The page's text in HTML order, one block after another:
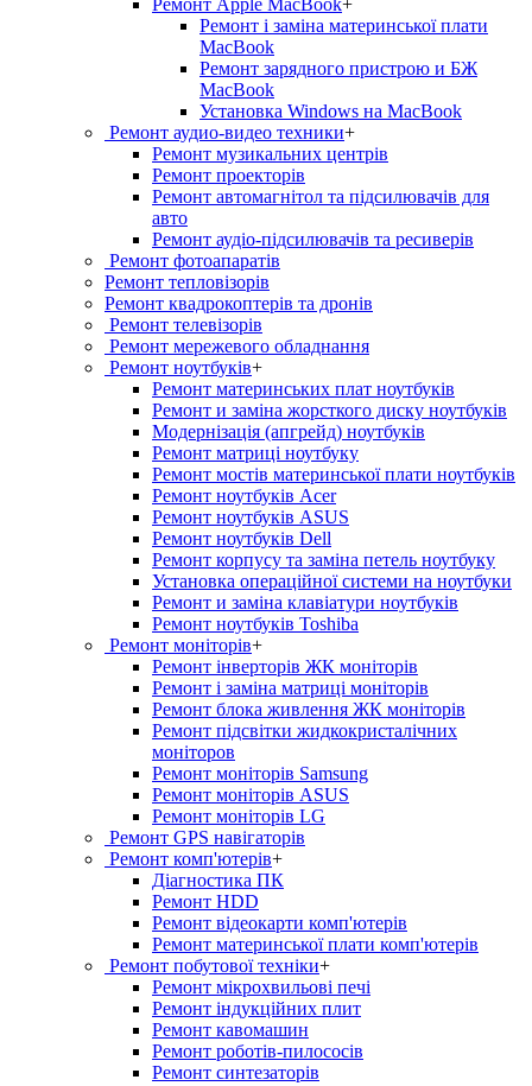
Ремонт Apple MacBook+
Ремонт і заміна материнської плати
MacBook
Ремонт зарядного пристрою и БЖ
MacBook
Установка Windows на MacBook
Ремонт аудио-видео техники+
Ремонт музикальних центрів
Ремонт проекторів
Ремонт автомагнітол та підсилювачів для
авто
Ремонт аудіо-підсилювачів та ресиверів
Ремонт фотоапаратів
Ремонт тепловізорів
Ремонт квадрокоптерів та дронів
Ремонт телевізорів
Ремонт мережевого обладнання
Ремонт ноутбуків+
Ремонт материнських плат ноутбуків
Ремонт и заміна жорсткого диску ноутбуків
Модернізація (апгрейд) ноутбуків
Ремонт матриці ноутбуку
Ремонт мостів материнської плати ноутбуків
Ремонт ноутбуків Acer
Ремонт ноутбуків ASUS
Ремонт ноутбуків Dell
Ремонт корпусу та заміна петель ноутбуку
Установка операційної системи на ноутбуки
Ремонт и заміна клавіатури ноутбуків
Ремонт ноутбуків Toshiba
Ремонт моніторів+
Ремонт інверторів ЖК моніторів
Ремонт і заміна матриці моніторів
Ремонт блока живлення ЖК моніторів
Ремонт підсвітки жидкокристалічних
моніторов
Ремонт моніторів Samsung
Ремонт моніторів ASUS
Ремонт моніторів LG
Ремонт GPS навігаторів
Ремонт комп'ютерів+
Діагностика ПК
Ремонт HDD
Ремонт відеокарти комп'ютерів
Ремонт материнської плати комп'ютерів
Ремонт побутової техніки+
Ремонт мікрохвильові печі
Ремонт індукційних плит
Ремонт кавомашин
Ремонт роботів-пилососів
Ремонт синтезаторів